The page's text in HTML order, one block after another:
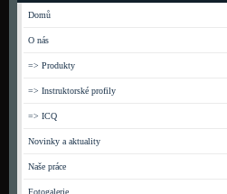
Domů
O nás
=> Produkty
=> Instruktorské profily
=> ICQ
Novinky a aktuality
Naše práce
Fotogalerie